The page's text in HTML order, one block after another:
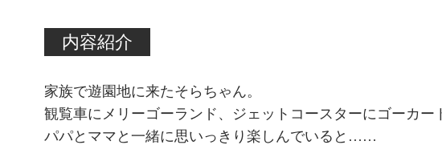
内容紹介
家族で遊園地に来たそらちゃん。
観覧車にメリーゴーランド、ジェットコースターにゴーカー
パパとママと一緒に思いっきり楽しんでいると……